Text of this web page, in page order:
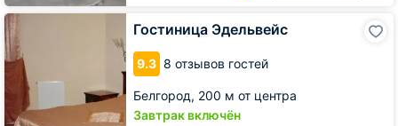
Гостиница Эдельвейс
9.3 8 отзывов гостей
Белгород, 200 м от центра
Завтрак включён
Гостиница
Эдельвейс